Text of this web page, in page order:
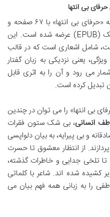
بی انتها
کتاب مجموعه شعر محاوره ای و ترانه «حرفای بی انتها» با ۶۷ صفحه و
سال انتشار ۱۳۹۴، در فرمت الکترونیک (EPUB) عرضه شده است. این
شامل اشعاری است که در قالب
یعنی نزدیکی به زبان گفتار
می رود و آن را به اثری قابل
تبدیل کرده است.
بی انتها» را می توان در چندین
انسانی، بی شک ستون فقرات
و بی پیرایه، به بیان دلواپسی
از انتظار معشوق تا حسرت
تلخی جدایی و خاطرات گذشته،
شده اند. شاعر با کلماتی
را به زبانی همه فهم بیان می